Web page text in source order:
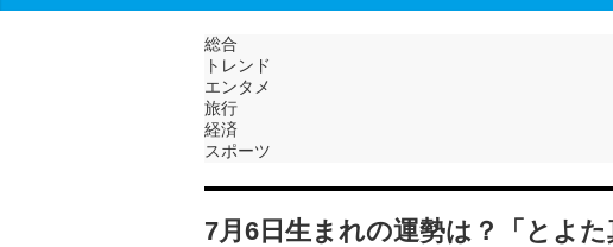
総合
トレンド
エンタメ
旅行
経済
スポーツ
7月6日生まれの運勢は？「とよ